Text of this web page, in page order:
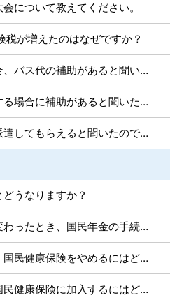
について教えてください。
が増えたのはなぜですか？
県の学童大会に出場する場合、バス代の補助があると聞いたのですが。
関東大会や全国大会に出場する場合に補助があると聞いたのですが。
ニュースポーツの指導者を派遣してもらえると聞いたのですが。
うなりますか？
結婚や転居で氏名や住所が変わったとき、国民年金の手続きはどうすればよいですか？
社会保険に加入しましたが、国民健康保険をやめるにはどうしたらよいですか？
社会保険を辞めましたが、国民健康保険に加入するにはどうしたらよいですか？